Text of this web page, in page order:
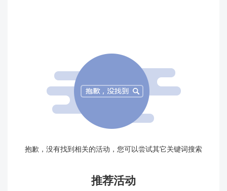
抱歉，没有找到相关的活动，您可以尝试其它关键词搜索
推荐活动